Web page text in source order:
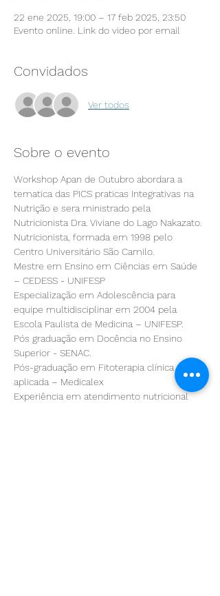
22 ene 2025, 19:00 – 17 feb 2025, 23:50
Evento online. Link do video por email
Convidados
Ver todos
Sobre o evento
Workshop Apan de Outubro abordara a
tematica das PICS praticas Integrativas na
Nutrição e sera ministrado pela
Nutricionista Dra. Viviane do Lago Nakazato.
Nutricionista, formada em 1998 pelo
Centro Universitário São Camilo.
Mestre em Ensino em Ciências em Saúde
– CEDESS - UNIFESP
Especialização em Adolescência para
equipe multidisciplinar em 2004 pela
Escola Paulista de Medicina – UNIFESP.
Pós graduação em Docência no Ensino
Superior - SENAC.
Pós-graduação em Fitoterapia clínica
aplicada – Medicalex
Experiência em atendimento nutricional